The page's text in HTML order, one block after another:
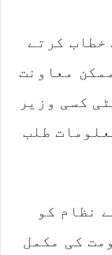
خطاب کرتے
معاونت
کسی وزیر
طلب
نظام کو
کی مکمل